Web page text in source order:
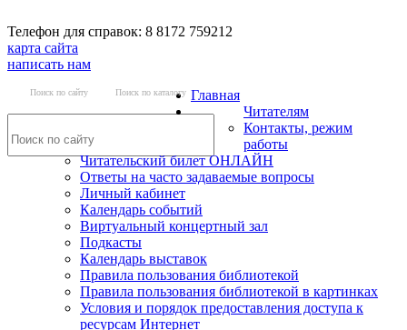
Телефон для справок: 8 8172 759212
карта сайта
написать нам
Поиск по сайту Поиск по каталогу Главная
Читателям
Контакты, режим
работы
Читательский билет ОНЛАЙН
Ответы на часто задаваемые вопросы
Личный кабинет
Календарь событий
Виртуальный концертный зал
Подкасты
Календарь выставок
Правила пользования библиотекой
Правила пользования библиотекой в картинках
Условия и порядок предоставления доступа к
ресурсам Интернет